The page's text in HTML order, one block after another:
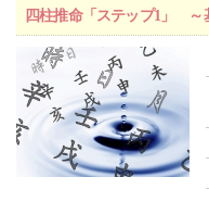
四柱推命「ステップ1」 ～